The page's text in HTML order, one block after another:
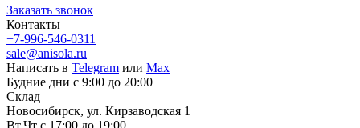
Заказать звонок
Контакты
+7-996-546-0311
sale@anisola.ru
Написать в Telegram или Max
Будние дни с 9:00 до 20:00
Склад
Новосибирск, ул. Кирзаводская 1